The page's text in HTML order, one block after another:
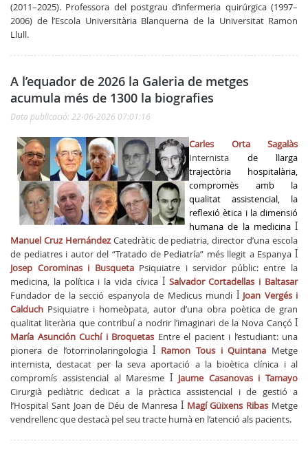
(2011–2025). Professora del postgrau d’infermeria quirúrgica (1997–
2006) de l’Escola Universitària Blanquerna de la Universitat Ramon
Llull.
A l’equador de 2026 la Galeria de metges
acumula més de 1300 la biografies
Data publicació: 22-06-2026 07:01:16
Carles Orta Sagalàs
Internista de llarga
trajectòria hospitalària,
compromès amb la
qualitat assistencial, la
reflexió ètica i la dimensió
humana de la medicina ꟾ
Manuel Cruz Hernández Catedràtic de pediatria, director d’una escola
de pediatres i autor del “Tratado de Pediatría” més llegit a Espanya ꟾ
Josep Corominas i Busqueta Psiquiatre i servidor públic: entre la
medicina, la política i la vida cívica ꟾ Salvador Cortadellas i Baltasar
Fundador de la secció espanyola de Medicus mundi ꟾ Joan Vergés i
Calduch Psiquiatre i homeòpata, autor d’una obra poètica de gran
qualitat literària que contribuí a nodrir l’imaginari de la Nova Cançó ꟾ
María Asunción Cuchí i Broquetas Entre el pacient i l’estudiant: una
pionera de l’otorrinolaringologiaꟾ Ramon Tous i Quintana Metge
internista, destacat per la seva aportació a la bioètica clínica i al
compromís assistencial al Maresme ꟾ Jaume Casanovas i Tamayo
Cirurgià pediàtric dedicat a la pràctica assistencial i de gestió a
l’Hospital Sant Joan de Déu de Manresa ꟾ Magí Güixens Ribas Metge
vendrellenc que destacà pel seu tracte humà en l’atenció als pacients.